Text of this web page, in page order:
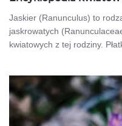
Jaskier (Ranunculus) to
jaskrowatych
kwiatowych z tej rodziny.